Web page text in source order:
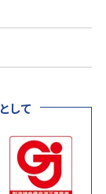
して